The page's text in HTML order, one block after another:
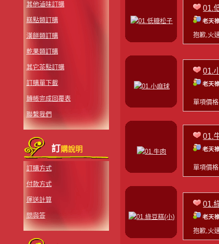
其他滷味訂購
糕點類訂購
漢餅類訂購
乾果類訂購
其它茶點訂購
訂購單下載
轉帳完成回覆表
聯繫我們
訂購說明
訂購方式
付款方式
運送計算
問與答
01.
老天
抱歉,火
01.
老天
單項價
01.
老天
單項價
01.
老天
抱歉,火